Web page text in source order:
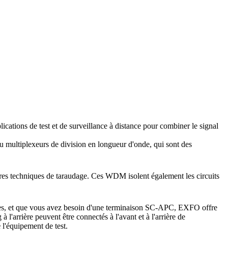
de test et de surveillance à distance pour combiner le signal
multiplexeurs de division en longueur d'onde, qui sont des
techniques de taraudage. Ces WDM isolent également les circuits
et que vous avez besoin d'une terminaison SC-APC, EXFO offre
l'arrière peuvent être connectés à l'avant et à l'arrière de
de test.